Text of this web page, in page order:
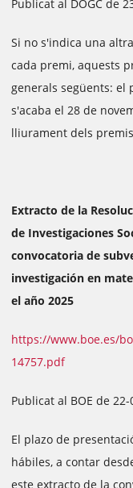
Publicat al DOGC de
Si no s'indica una
cada premi, aquests
generals següents: el
s'acaba el 28 de
lliurament dels
Extracto de la
de Investigaciones
convocatoria de
investigación en
el año 2025
https://www.boe.es/
14757.pdf
Publicat al BOE de 22-
El plazo de
hábiles, a contar
este extracto de la